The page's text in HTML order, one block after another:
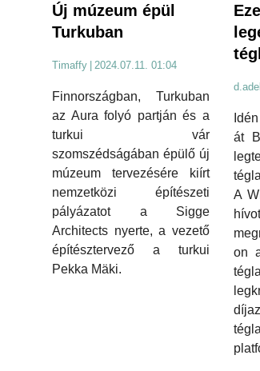
Új múzeum épül
Turkuban
Timaffy 2024.07.11. 01:04
Finnországban, Turkuban
az Aura folyó partján és a
turkui vár
szomszédságában épülő új
múzeum tervezésére kiírt
nemzetközi építészeti
pályázatot a Sigge
Architects nyerte, a vezető
építésztervező a turkui
Pekka Mäki.
d.adel
át
A
on